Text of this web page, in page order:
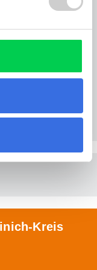
Schotter und Splitt
ständig im
und besenrein zum
Kreis